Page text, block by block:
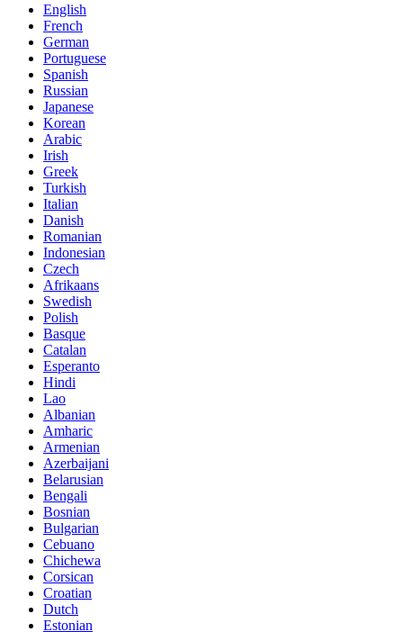
English
French
German
Portuguese
Spanish
Russian
Japanese
Korean
Arabic
Irish
Greek
Turkish
Italian
Danish
Romanian
Indonesian
Czech
Afrikaans
Swedish
Polish
Basque
Catalan
Esperanto
Hindi
Lao
Albanian
Amharic
Armenian
Azerbaijani
Belarusian
Bengali
Bosnian
Bulgarian
Cebuano
Chichewa
Corsican
Croatian
Dutch
Estonian